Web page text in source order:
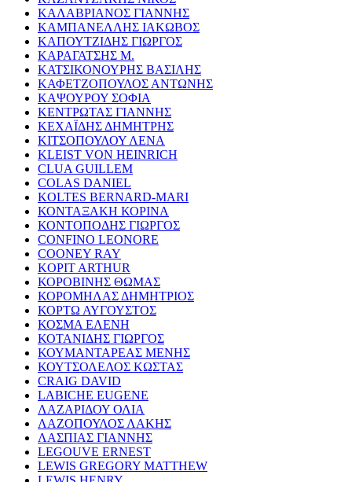
ΚΑΛΑΒΡΙΑΝΟΣ ΓΙΑΝΝΗΣ
ΚΑΜΠΑΝΕΛΛΗΣ ΙΑΚΩΒΟΣ
ΚΑΠΟΥΤΖΙΔΗΣ ΓΙΩΡΓΟΣ
ΚΑΡΑΓΑΤΣΗΣ Μ.
ΚΑΤΣΙΚΟΝΟΥΡΗΣ ΒΑΣΙΛΗΣ
ΚΑΦΕΤΖΟΠΟΥΛΟΣ ΑΝΤΩΝΗΣ
ΚΑΨΟΥΡΟΥ ΣΟΦΙΑ
ΚΕΝΤΡΩΤΑΣ ΓΙΑΝΝΗΣ
ΚΕΧΑΪΔΗΣ ΔΗΜΗΤΡΗΣ
ΚΙΤΣΟΠΟΥΛΟΥ ΛΕΝΑ
KLEIST VON HEINRICH
CLUA GUILLEM
COLAS DANIEL
KOLTES BERNARD-MARI
ΚΟΝΤΑΞΑΚΗ ΚΟΡΙΝΑ
ΚΟΝΤΟΠΟΔΗΣ ΓΙΩΡΓΟΣ
CONFINO LEONORE
COONEY RAY
KOPIT ARTHUR
ΚΟΡΟΒΙΝΗΣ ΘΩΜΑΣ
ΚΟΡΟΜΗΛΑΣ ΔΗΜΗΤΡΙΟΣ
ΚΟΡΤΩ ΑΥΓΟΥΣΤΟΣ
ΚΟΣΜΑ ΕΛΕΝΗ
ΚΟΤΑΝΙΔΗΣ ΓΙΩΡΓΟΣ
ΚΟΥΜΑΝΤΑΡΕΑΣ ΜΕΝΗΣ
ΚΟΥΤΣΟΛΕΛΟΣ ΚΩΣΤΑΣ
CRAIG DAVID
LABICHE EUGENE
ΛΑΖΑΡΙΔΟΥ ΟΛΙΑ
ΛΑΖΟΠΟΥΛΟΣ ΛΑΚΗΣ
ΛΑΣΠΙΑΣ ΓΙΑΝΝΗΣ
LEGOUVE ERNEST
LEWIS GREGORY MATTHEW